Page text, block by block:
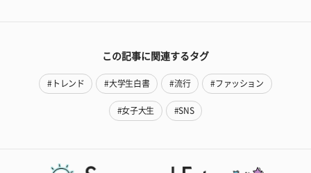
この記事に関連するタグ
#トレンド #大学生白書 #流行 #ファッション
#女子大生 #SNS